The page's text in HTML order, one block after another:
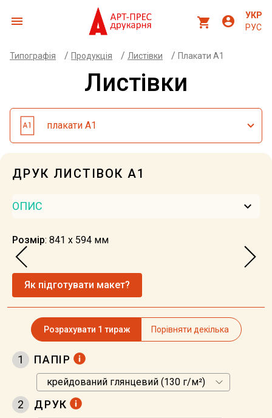
menu shopping_cart account_circle
УКР
РУС
Типографія / Продукція / Листівки / Плакати А1
Листівки
плакати А1
ДРУК ЛИСТІВОК А1
ОПИС keyboard_arrow_down
Розмір: 841 х 594 мм
Як підготувати макет?
Розрахувати 1 тираж Порівняти декілька
1 ПАПІР
2 ДРУК